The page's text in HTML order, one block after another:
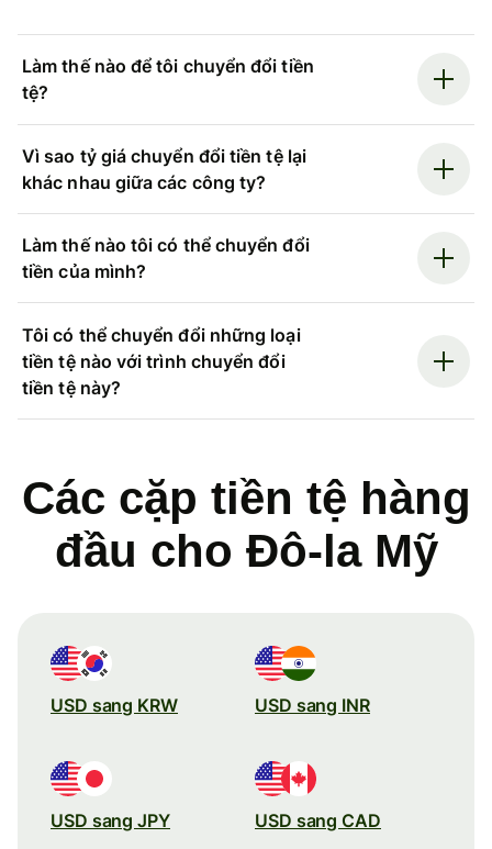
Làm thế nào để tôi chuyển đổi tiền
tệ?
Vì sao tỷ giá chuyển đổi tiền tệ lại
khác nhau giữa các công ty?
Làm thế nào tôi có thể chuyển đổi
tiền của mình?
Tôi có thể chuyển đổi những loại
tiền tệ nào với trình chuyển đổi
tiền tệ này?
Các cặp tiền tệ hàng
đầu cho Đô-la Mỹ
USD sang KRW USD sang INR
USD sang JPY USD sang CAD